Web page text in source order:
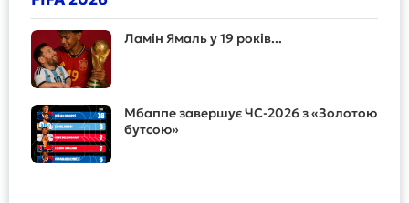
Ламін Ямаль у 19 років...
Мбаппе завершує ЧС-2026 з «Золотою
бутсою»